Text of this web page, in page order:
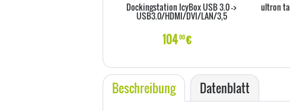
Dockingstation IcyBox USB 3.0 ->
USB3.0/HDMI/DVI/LAN/3,5
10400€
ultron
Beschreibung Datenblatt